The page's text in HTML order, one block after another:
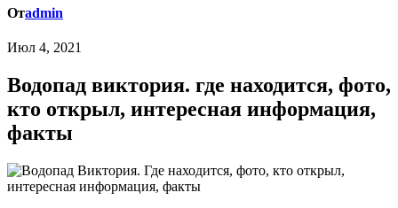
Отadmin
Июл 4, 2021
Водопад виктория. где находится, фото,
кто открыл, интересная информация,
факты